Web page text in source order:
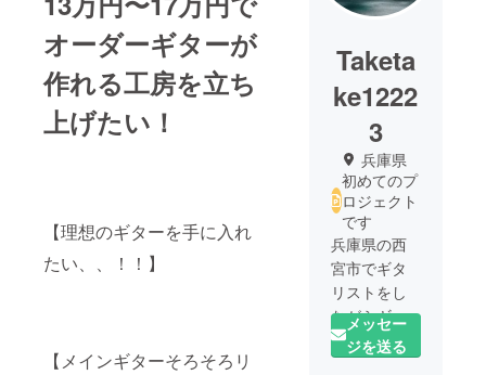
オーダーギターが
作れる工房を立ち
上げたい！
【理想のギターを手に入れ
たい、、！！】
【メインギターそろそろリ
Taketa
ke1222
3
兵庫県
初めてのプ
ロジェクト
です
兵庫県の西
宮市でギタ
リストをし
ながらギ
ターを作っ
ています
メッセー
ジを送る